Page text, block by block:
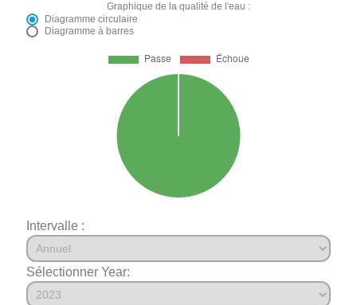
Graphique de la qualité de l'eau :
Diagramme circulaire
Diagramme à barres
Intervalle :
Sélectionner Year: